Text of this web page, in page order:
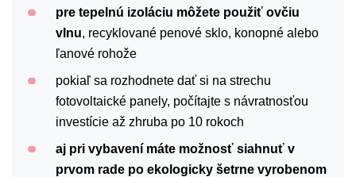
pre tepelnú izoláciu môžete použiť ovčiu
vlnu, recyklované penové sklo, konopné alebo
ľanové rohože
pokiaľ sa rozhodnete dať si na strechu
fotovoltaické panely, počítajte s návratnosťou
investície až zhruba po 10 rokoch
aj pri vybavení máte možnosť siahnuť v
prvom rade po ekologicky šetrne vyrobenom